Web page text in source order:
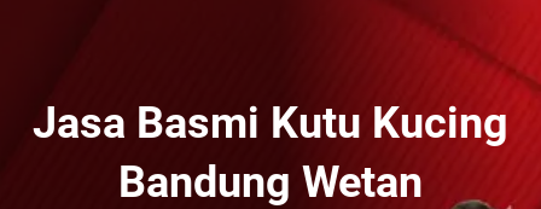
Jasa Basmi Kutu Kucing
Bandung Wetan